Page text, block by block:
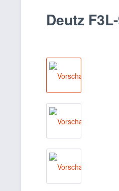
Deutz